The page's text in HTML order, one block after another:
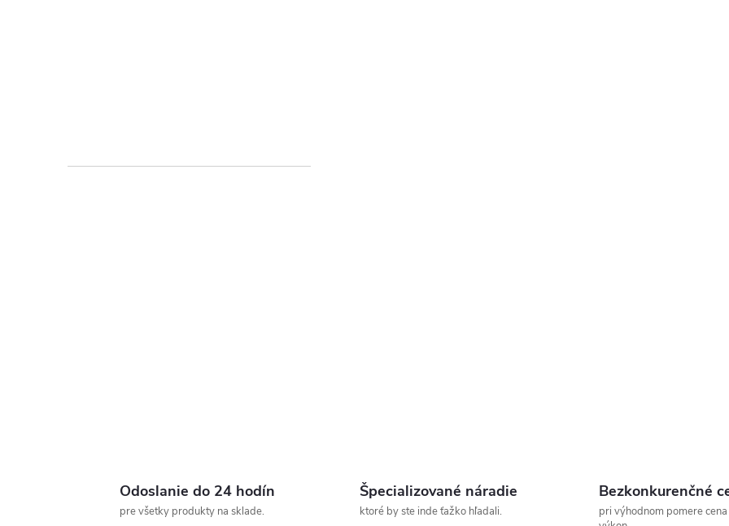
Odoslanie do 24 hodín
pre všetky produkty na sklade.
Špecializované náradie
ktoré by ste inde ťažko hľadali.
Bezkonkurenčné
pri výhodnom pomere